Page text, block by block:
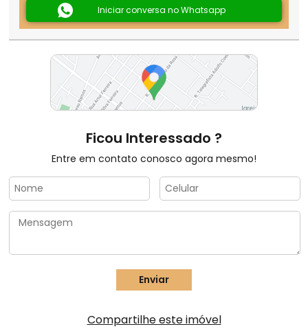
Iniciar conversa no Whatsapp
Ficou Interessado ?
Entre em contato conosco agora mesmo!
Compartilhe este imóvel